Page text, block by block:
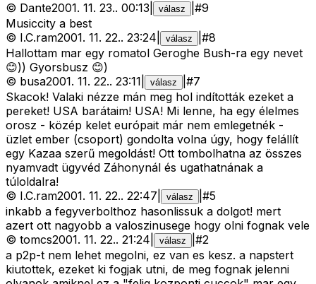
© Dante2001. 11. 23.. 00:13 válasz #9
Musiccity a best
© I.C.ram2001. 11. 22.. 23:24 válasz #8
Hallottam mar egy romatol Geroghe Bush-ra egy nevet
😊)) Gyorsbusz 😊)
© busa2001. 11. 22.. 23:11 válasz #7
Skacok! Valaki nézze mán meg hol indították ezeket a
pereket! USA barátaim! USA! Mi lenne, ha egy élelmes
orosz - közép kelet európait már nem emlegetnék -
üzlet ember (csoport) gondolta volna úgy, hogy felállít
egy Kazaa szerű megoldást! Ott tombolhatna az összes
nyamvadt ügyvéd Záhonynál és ugathatnának a
túloldalra!
© I.C.ram2001. 11. 22.. 22:47 válasz #5
inkabb a fegyverbolthoz hasonlissuk a dolgot! mert
azert ott nagyobb a valoszinusege hogy olni fognak vele
© tomcs2001. 11. 22.. 21:24 válasz #2
a p2p-t nem lehet megolni, ez van es kesz. a napstert
kiutottek, ezeket ki fogjak utni, de meg fognak jelenni